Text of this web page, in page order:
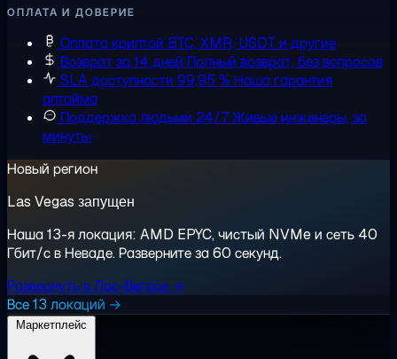
ОПЛАТА И ДОВЕРИЕ
Оплата криптой BTC, XMR, USDT и другие
Возврат за 14 дней Полный возврат, без вопросов
SLA доступности 99,95 % Наша гарантия
аптайма
Поддержка людьми 24/7Живые инженеры, за
минуты
Новый регион
Las Vegas запущен
Наша 13-я локация: AMD EPYC, чистый NVMe и сеть 40
Гбит/с в Неваде. Разверните за 60 секунд.
Развернуть в Лас-Вегасе →
Все 13 локаций →